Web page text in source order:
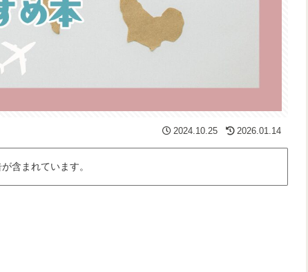
2024.10.25 2026.01.14
含まれています。